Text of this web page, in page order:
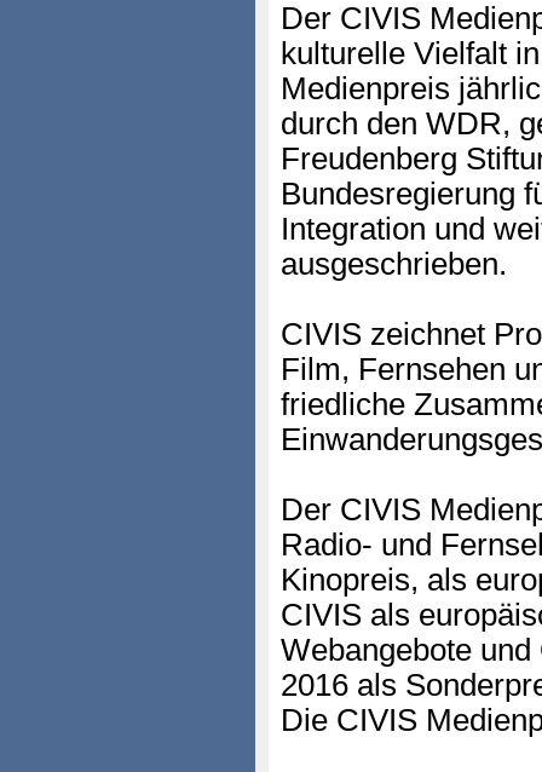
Der CIVIS
kulturelle Vielfalt
Medienpreis
durch den WDR,
Freudenberg
Bundesregierung
Integration und
ausgeschrieben.
CIVIS zeichnet
Film, Fernsehen
friedliche
Der CIVIS
Radio- und
Kinopreis, als
CIVIS als
Webangebote
2016 als
Die CIVIS